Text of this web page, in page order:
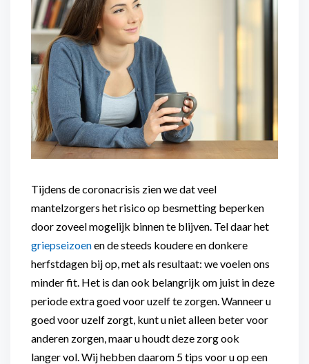
Mantelzorg aan huis
Diensten voor
organisaties
Maaltijdondersteuning
Mantelzorger van de zaak
Flexibel inzetbaar
Altijd in de buurt
Snel geregeld
Tijdens de coronacrisis zien we dat veel
mantelzorgers het risico op besmetting beperken
door zoveel mogelijk binnen te blijven. Tel daar het
griepseizoenen de steeds koudere en donkere
herfstdagen bij op, met als resultaat: we voelen ons
minder fit. Het is dan ook belangrijk om juist in deze
periode extra goed voor uzelf te zorgen. Wanneer u
goed voor uzelf zorgt, kunt u niet alleen beter voor
anderen zorgen, maar u houdt deze zorg ook
langer vol. Wij hebben daarom 5 tips voor u op een